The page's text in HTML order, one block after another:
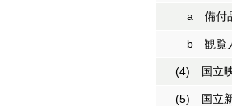
a 備付
b 観覧
(4) 国立映
(5) 国立